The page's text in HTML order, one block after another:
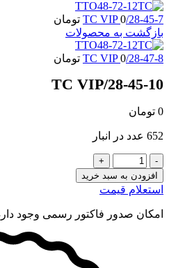
28-45-7/TC VIP
0
تومان
بازگشت به محصولات
28-47-8/TC VIP
0 تومان
28-45-10/TC VIP
0 تومان
652 عدد در انبار
28-
45-
10/TC
VIP
عدد
افزودن به سبد خرید
استعلام قیمت
امکان صدور فاکتور رسمی وجود